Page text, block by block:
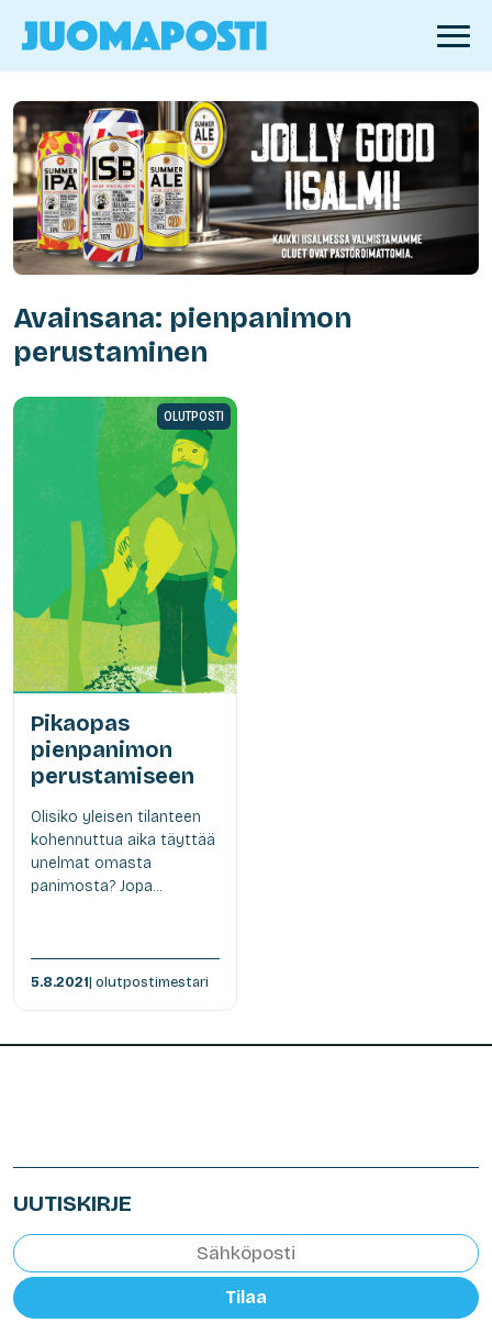
Avainsana: pienpanimon
perustaminen
OLUTPOSTI
Pikaopas
pienpanimon
perustamiseen
Olisiko yleisen tilanteen
kohennuttua aika täyttää
unelmat omasta
panimosta? Jopa...
5.8.2021| olutpostimestari
UUTISKIRJE
Tilaa